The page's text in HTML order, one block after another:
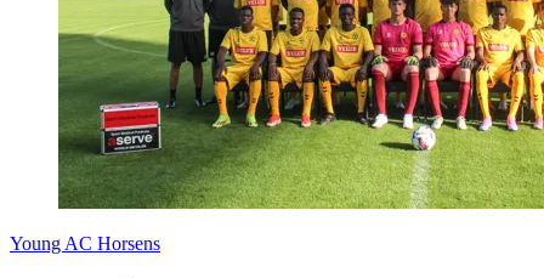
Young AC Horsens